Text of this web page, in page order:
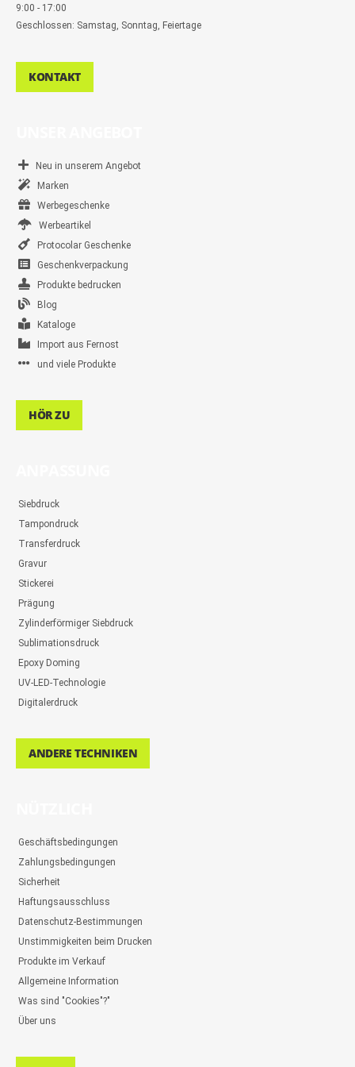
9:00 - 17:00
Geschlossen: Samstag, Sonntag, Feiertage
KONTAKT
Neu in unserem Angebot
Marken
Werbegeschenke
Werbeartikel
Protocolar Geschenke
Geschenkverpackung
Produkte bedrucken
Blog
Kataloge
Import aus Fernost
und viele Produkte
HÖR ZU
Siebdruck
Tampondruck
Transferdruck
Gravur
Stickerei
Prägung
Zylinderförmiger Siebdruck
Sublimationsdruck
Epoxy Doming
UV-LED-Technologie
Digitalerdruck
ANDERE TECHNIKEN
Geschäftsbedingungen
Zahlungsbedingungen
Sicherheit
Haftungsausschluss
Datenschutz-Bestimmungen
Unstimmigkeiten beim Drucken
Produkte im Verkauf
Allgemeine Information
Was sind "Cookies"?"
Über uns